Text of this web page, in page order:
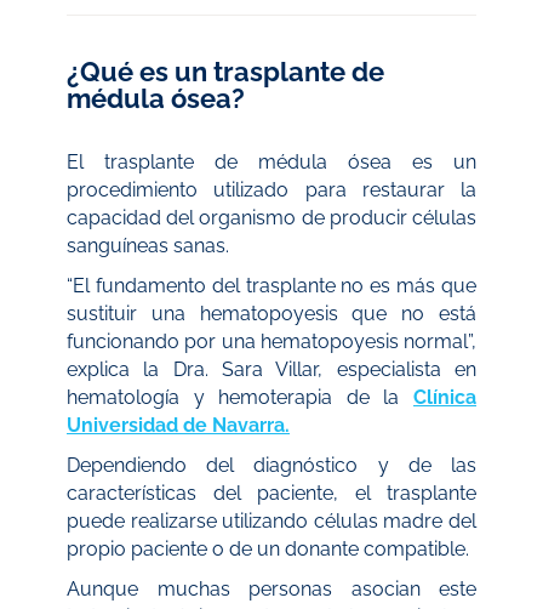
¿Qué es un trasplante de
médula ósea?
El trasplante de médula ósea es un
procedimiento utilizado para restaurar la
capacidad del organismo de producir células
sanguíneas sanas.
“El fundamento del trasplante no es más que
sustituir una hematopoyesis que no está
funcionando por una hematopoyesis normal”,
explica la Dra. Sara Villar, especialista en
hematología y hemoterapia de la Clínica
Universidad de Navarra.
Dependiendo del diagnóstico y de las
características del paciente, el trasplante
puede realizarse utilizando células madre del
propio paciente o de un donante compatible.
Aunque muchas personas asocian este